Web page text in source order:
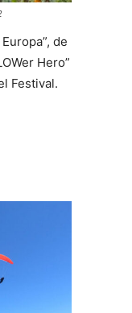
de
Hero”
Festival.